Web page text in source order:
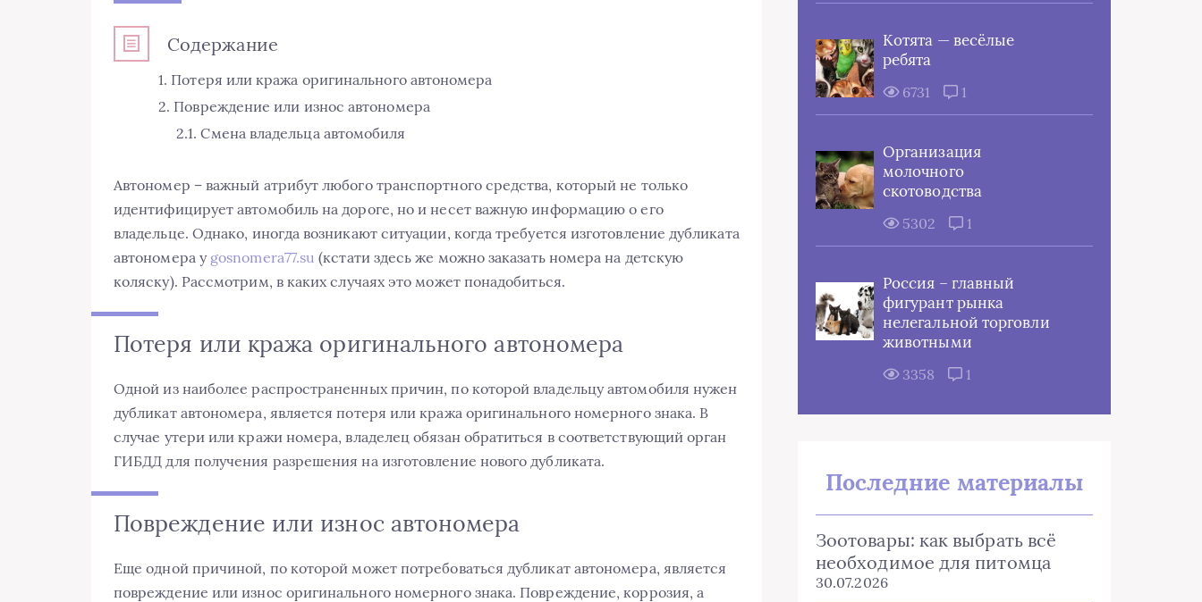
Содержание
Потеря или кража оригинального автономера
Повреждение или износ автономера
Смена владельца автомобиля
Автономер – важный атрибут любого транспортного средства, который не только
идентифицирует автомобиль на дороге, но и несет важную информацию о его
владельце. Однако, иногда возникают ситуации, когда требуется изготовление дубликата
автономера у gosnomera77.su (кстати здесь же можно заказать номера на детскую
коляску). Рассмотрим, в каких случаях это может понадобиться.
Потеря или кража оригинального автономера
Одной из наиболее распространенных причин, по которой владельцу автомобиля нужен
дубликат автономера, является потеря или кража оригинального номерного знака. В
случае утери или кражи номера, владелец обязан обратиться в соответствующий орган
ГИБДД для получения разрешения на изготовление нового дубликата.
Повреждение или износ автономера
Еще одной причиной, по которой может потребоваться дубликат автономера, является
повреждение или износ оригинального номерного знака. Повреждение, коррозия, а
Котята — весёлые
ребята
6731 1
Организация
молочного
скотоводства
5302 1
Россия – главный
фигурант рынка
нелегальной торговли
животными
3358 1
Последние материалы
Зоотовары: как выбрать всё
необходимое для питомца
30.07.2026